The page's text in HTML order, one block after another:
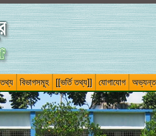
বিভাগসমূহ [[ভর্তি তথ্য]] যোগাযোগ